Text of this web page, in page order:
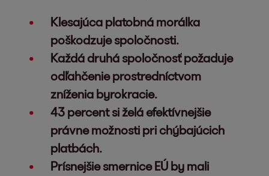
Klesajúca platobná morálka
poškodzuje spoločnosti.
Každá druhá spoločnosť požaduje
odľahčenie prostredníctvom
zníženia byrokracie.
43 percent si želá efektívnejšie
právne možnosti pri chýbajúcich
platbách.
Prísnejšie smernice EÚ by mali